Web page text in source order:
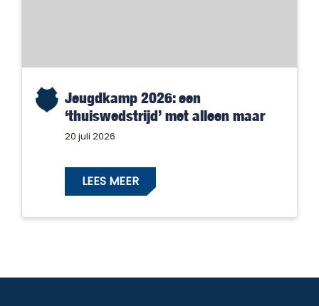
Jeugdkamp 2026: een
‘thuiswedstrijd’ met alleen maar
winnaars!
20 juli 2026
LEES MEER